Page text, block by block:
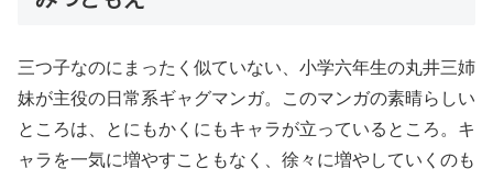
三つ子なのにまったく似ていない、小学六年生の丸井三姉
妹が主役の日常系ギャグマンガ。このマンガの素晴らしい
ところは、とにもかくにもキャラが立っているところ。キ
ャラを一気に増やすこともなく、徐々に増やしていくのも